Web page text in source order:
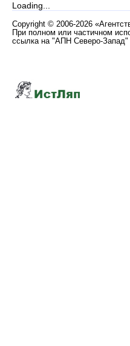
Loading...
Copyright © 2006-2026
При полном или частичном
ссылка на "АПН Северо-Запад"